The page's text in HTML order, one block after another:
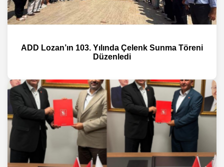
ADD Lozan’ın 103. Yılında Çelenk Sunma Töreni
Düzenledi